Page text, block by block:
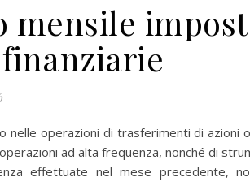
mensile
nelle operazioni di trasferimenti di azioni
ad alta frequenza, nonché di
effettuate nel mese precedente,